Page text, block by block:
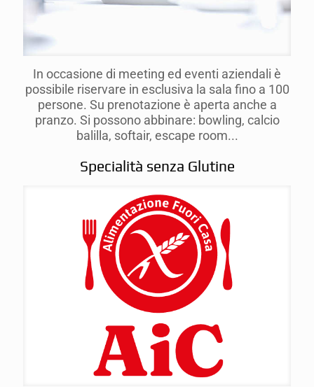
In occasione di meeting ed eventi aziendali è
possibile riservare in esclusiva la sala fino a 100
persone. Su prenotazione è aperta anche a
pranzo. Si possono abbinare: bowling, calcio
balilla, softair, escape room...
Specialità senza Glutine